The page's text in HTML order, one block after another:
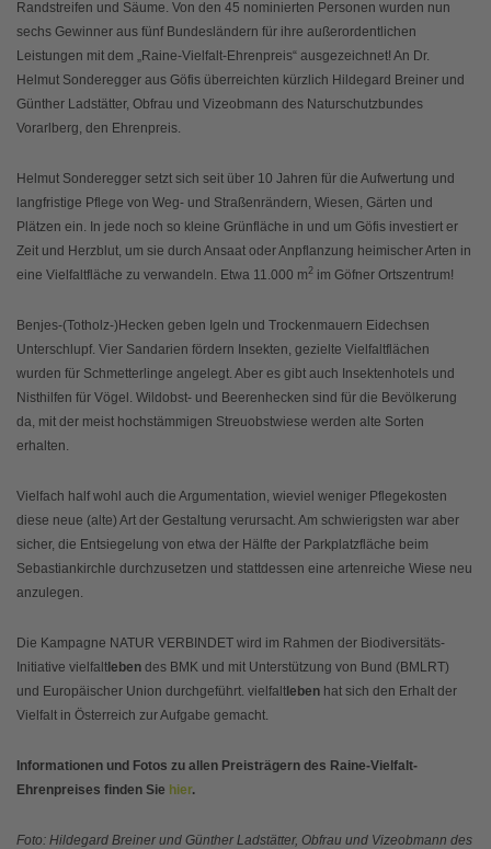
Randstreifen und Säume. Von den 45 nominierten Personen wurden nun
sechs Gewinner aus fünf Bundesländern für ihre außerordentlichen
Leistungen mit dem „Raine-Vielfalt-Ehrenpreis“ ausgezeichnet! An Dr.
Helmut Sonderegger aus Göfis überreichten kürzlich Hildegard Breiner und
Günther Ladstätter, Obfrau und Vizeobmann des Naturschutzbundes
Vorarlberg, den Ehrenpreis.
Helmut Sonderegger setzt sich seit über 10 Jahren für die Aufwertung und
langfristige Pflege von Weg- und Straßenrändern, Wiesen, Gärten und
Plätzen ein. In jede noch so kleine Grünfläche in und um Göfis investiert er
Zeit und Herzblut, um sie durch Ansaat oder Anpflanzung heimischer Arten in
eine Vielfaltfläche zu verwandeln. Etwa 11.000 m2 im Göfner Ortszentrum!
Benjes-(Totholz-)Hecken geben Igeln und Trockenmauern Eidechsen
Unterschlupf. Vier Sandarien fördern Insekten, gezielte Vielfaltflächen
wurden für Schmetterlinge angelegt. Aber es gibt auch Insektenhotels und
Nisthilfen für Vögel. Wildobst- und Beerenhecken sind für die Bevölkerung
da, mit der meist hochstämmigen Streuobstwiese werden alte Sorten
erhalten.
Vielfach half wohl auch die Argumentation, wieviel weniger Pflegekosten
diese neue (alte) Art der Gestaltung verursacht. Am schwierigsten war aber
sicher, die Entsiegelung von etwa der Hälfte der Parkplatzfläche beim
Sebastiankirchle durchzusetzen und stattdessen eine artenreiche Wiese neu
anzulegen.
Die Kampagne NATUR VERBINDET wird im Rahmen der Biodiversitäts-
Initiative vielfalt leben des BMK und mit Unterstützung von Bund (BMLRT)
und Europäischer Union durchgeführt. vielfalt leben hat sich den Erhalt der
Vielfalt in Österreich zur Aufgabe gemacht.
Informationen und Fotos zu allen Preisträgern des Raine-Vielfalt-
Ehrenpreises finden Sie hier.
Foto: Hildegard Breiner und Günther Ladstätter, Obfrau und Vizeobmann des